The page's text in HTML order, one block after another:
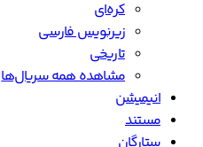
کره‌ای
زیرنویس فارسی
تاریخی
مشاهده همه سریال‌ها
انیمیشن
مستند